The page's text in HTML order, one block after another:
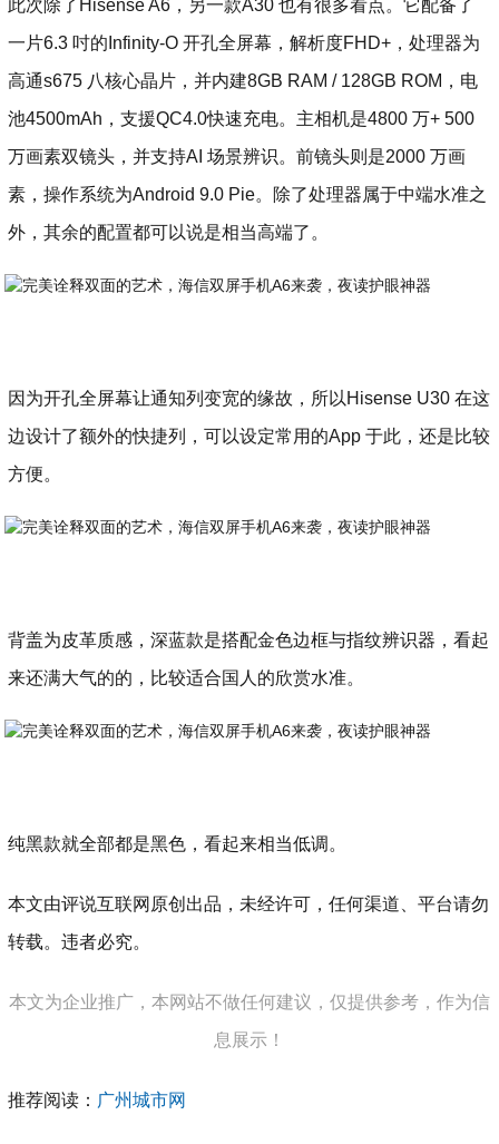
此次除了Hisense A6，另一款A30 也有很多看点。它配备了
一片6.3 吋的Infinity-O 开孔全屏幕，解析度FHD+，处理器为
高通s675 八核心晶片，并内建8GB RAM / 128GB ROM，电
池4500mAh，支援QC4.0快速充电。主相机是4800 万+ 500
万画素双镜头，并支持AI 场景辨识。前镜头则是2000 万画
素，操作系统为Android 9.0 Pie。除了处理器属于中端水准之
外，其余的配置都可以说是相当高端了。
因为开孔全屏幕让通知列变宽的缘故，所以Hisense U30 在这
边设计了额外的快捷列，可以设定常用的App 于此，还是比较
方便。
背盖为皮革质感，深蓝款是搭配金色边框与指纹辨识器，看起
来还满大气的的，比较适合国人的欣赏水准。
纯黑款就全部都是黑色，看起来相当低调。
本文由评说互联网原创出品，未经许可，任何渠道、平台请勿
转载。违者必究。
本文为企业推广，本网站不做任何建议，仅提供参考，作为信
息展示！
推荐阅读： 广州城市网